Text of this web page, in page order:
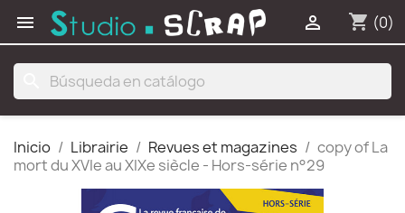
 shopping_cart (0)

Inicio Librairie Revues et magazines
copy of La
mort du XVIe au XIXe siècle - Hors-série n°29